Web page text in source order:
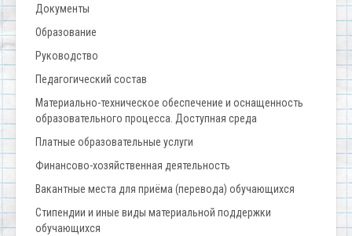
Документы
Образование
Руководство
Педагогический состав
Материально-техническое обеспечение и оснащенность
образовательного процесса. Доступная среда
Платные образовательные услуги
Финансово-хозяйственная деятельность
Вакантные места для приёма (перевода) обучающихся
Стипендии и иные виды материальной поддержки
обучающихся